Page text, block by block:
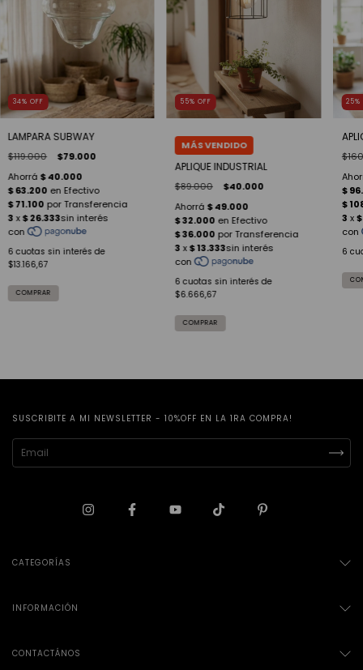
34% OFF
LAMPARA SUBWAY
$119.000 $79.000
6 cuotas sin interés de
$13.166,67
COMPRAR
55% OFF
APLIQUE INDUSTRIAL
$89.000 $40.000
6 cuotas sin interés de
$6.666,67
25%
6
SUSCRIBITE A MI NEWSLETTER - 10%OFF EN LA 1RA COMPRA!
CATEGORÍAS
INFORMACIÓN
CONTACTÁNOS